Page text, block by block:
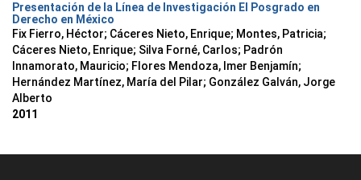
Presentación de la Línea de Investigación El Posgrado en
Derecho en México
Fix Fierro, Héctor; Cáceres Nieto, Enrique; Montes, Patricia;
Cáceres Nieto, Enrique; Silva Forné, Carlos; Padrón
Innamorato, Mauricio; Flores Mendoza, Imer Benjamín;
Hernández Martínez, María del Pilar; González Galván, Jorge
Alberto
2011